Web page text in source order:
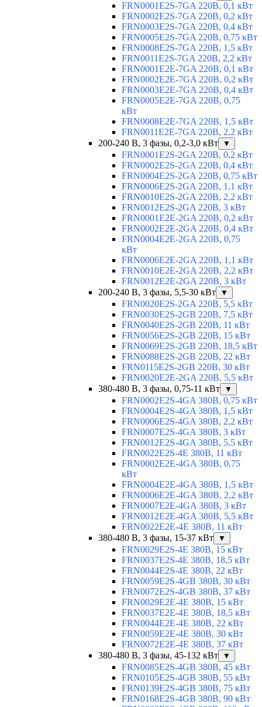
FRN0001E2S-7GA 220В, 0,1 кВт
FRN0002E2S-7GA 220В, 0,2 кВт
FRN0003E2S-7GA 220В, 0,4 кВт
FRN0005E2S-7GA 220В, 0,75 кВт
FRN0008E2S-7GA 220В, 1,5 кВт
FRN0011E2S-7GA 220В, 2,2 кВт
FRN0001E2E-7GA 220В, 0,1 кВт
FRN0002E2E-7GA 220В, 0,2 кВт
FRN0003E2E-7GA 220В, 0,4 кВт
FRN0005E2E-7GA 220В, 0,75
кВт
FRN0008E2E-7GA 220В, 1,5 кВт
FRN0011E2E-7GA 220В, 2,2 кВт
200-240 В, 3 фазы, 0,2-3,0 кВт
▼
FRN0001E2S-2GA 220В, 0,2 кВт
FRN0002E2S-2GA 220В, 0,4 кВт
FRN0004E2S-2GA 220В, 0,75 кВт
FRN0006E2S-2GA 220В, 1,1 кВт
FRN0010E2S-2GA 220В, 2,2 кВт
FRN0012E2S-2GA 220В, 3 кВт
FRN0001E2E-2GA 220В, 0,2 кВт
FRN0002E2E-2GA 220В, 0,4 кВт
FRN0004E2E-2GA 220В, 0,75
кВт
FRN0006E2E-2GA 220В, 1,1 кВт
FRN0010E2E-2GA 220В, 2,2 кВт
FRN0012E2E-2GA 220В, 3 кВт
200-240 В, 3 фазы, 5,5-30 кВт
▼
FRN0020E2S-2GA 220В, 5,5 кВт
FRN0030E2S-2GB 220В, 7,5 кВт
FRN0040E2S-2GB 220В, 11 кВт
FRN0056E2S-2GB 220В, 15 кВт
FRN0069E2S-2GB 220В, 18,5 кВт
FRN0088E2S-2GB 220В, 22 кВт
FRN0115E2S-2GB 220В, 30 кВт
FRN0020E2E-2GA 220В, 5,5 кВт
380-480 В, 3 фазы, 0,75-11 кВт
▼
FRN0002E2S-4GA 380В, 0,75 кВт
FRN0004E2S-4GA 380В, 1,5 кВт
FRN0006E2S-4GA 380В, 2,2 кВт
FRN0007E2S-4GA 380В, 3 кВт
FRN0012E2S-4GA 380В, 5,5 кВт
FRN0022E2S-4E 380В, 11 кВт
FRN0002E2E-4GA 380В, 0,75
кВт
FRN0004E2E-4GA 380В, 1,5 кВт
FRN0006E2E-4GA 380В, 2,2 кВт
FRN0007E2E-4GA 380В, 3 кВт
FRN0012E2E-4GA 380В, 5,5 кВт
FRN0022E2E-4E 380В, 11 кВт
380-480 В, 3 фазы, 15-37 кВт
▼
FRN0029E2S-4E 380В, 15 кВт
FRN0037E2S-4E 380В, 18,5 кВт
FRN0044E2S-4E 380В, 22 кВт
FRN0059E2S-4GB 380В, 30 кВт
FRN0072E2S-4GB 380В, 37 кВт
FRN0029E2E-4E 380В, 15 кВт
FRN0037E2E-4E 380В, 18,5 кВт
FRN0044E2E-4E 380В, 22 кВт
FRN0059E2E-4E 380В, 30 кВт
FRN0072E2E-4E 380В, 37 кВт
380-480 В, 3 фазы, 45-132 кВт
▼
FRN0085E2S-4GB 380В, 45 кВт
FRN0105E2S-4GB 380В, 55 кВт
FRN0139E2S-4GB 380В, 75 кВт
FRN0168E2S-4GB 380В, 90 кВт